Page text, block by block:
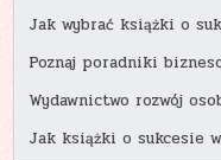
Jak wybrać książki o
Poznaj poradniki
Wydawnictwo rozwój
Jak książki o sukcesie